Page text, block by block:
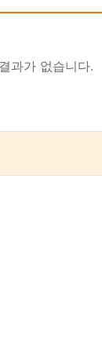
과가 없습니다.